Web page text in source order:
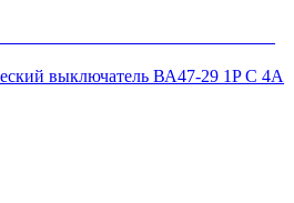
выключатель ВА47-29 1P C 4А